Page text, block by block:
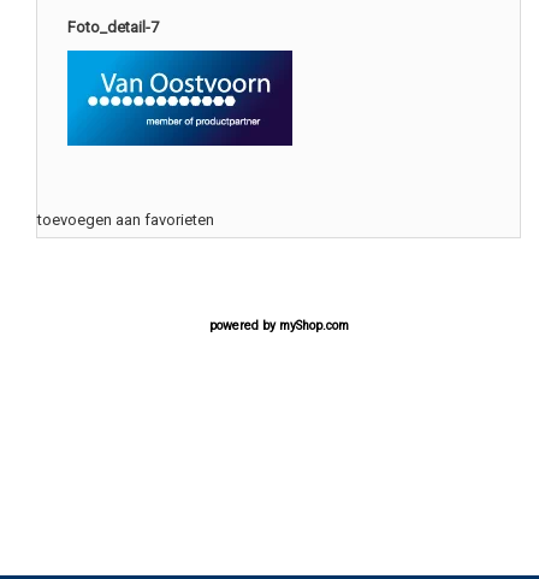
Foto_detail-7
toevoegen aan favorieten
powered by myShop.com